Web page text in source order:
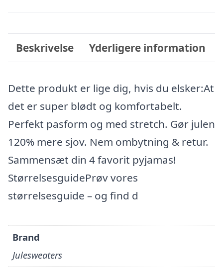
Beskrivelse Yderligere information
Dette produkt er lige dig, hvis du elsker:At
det er super blødt og komfortabelt.
Perfekt pasform og med stretch. Gør julen
120% mere sjov. Nem ombytning & retur.
Sammensæt din 4 favorit pyjamas!
StørrelsesguidePrøv vores
størrelsesguide – og find d
Brand
Julesweaters